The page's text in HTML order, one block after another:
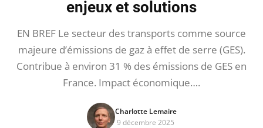
enjeux et solutions
EN BREF Le secteur des transports comme source
majeure d’émissions de gaz à effet de serre (GES).
Contribue à environ 31 % des émissions de GES en
France. Impact économique….
Charlotte Lemaire
9 décembre 2025